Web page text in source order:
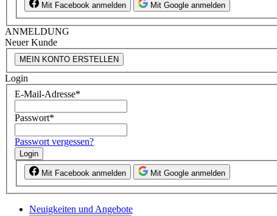
Mit Facebook anmelden Mit Google anmelden
ANMELDUNG
Neuer Kunde
MEIN KONTO ERSTELLEN
Login
E-Mail-Adresse*
Passwort*
Passwort vergessen?
Login
Mit Facebook anmelden Mit Google anmelden
Neuigkeiten und Angebote